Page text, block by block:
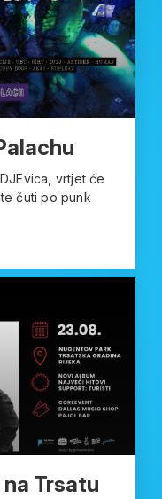
vrtjet će
čuti po punk
Trsatu